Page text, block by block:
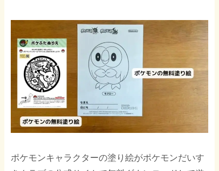
ポケモンキャラクターの塗り絵がポケモンだいす